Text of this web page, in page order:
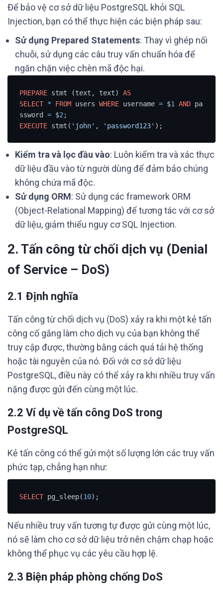
Để bảo vệ cơ sở dữ liệu PostgreSQL khỏi SQL
Injection, bạn có thể thực hiện các biện pháp sau:
Sử dụng Prepared Statements: Thay vì ghép nối
chuỗi, sử dụng các câu truy vấn chuẩn hóa để
ngăn chặn việc chèn mã độc hại.
PREPARE stmt (text, text) AS
SELECT * FROM users WHERE username = $1 AND pa
ssword = $2
EXECUTE stmt( 'john' , 'password123' );
Kiểm tra và lọc đầu vào: Luôn kiểm tra và xác thực
dữ liệu đầu vào từ người dùng để đảm bảo chúng
không chứa mã độc.
Sử dụng ORM: Sử dụng các framework ORM
(Object-Relational Mapping) để tương tác với cơ sở
dữ liệu, giảm thiểu nguy cơ SQL Injection.
2. Tấn công từ chối dịch vụ (Denial
of Service – DoS)
2.1 Định nghĩa
Tấn công từ chối dịch vụ (DoS) xảy ra khi một kẻ tấn
công cố gắng làm cho dịch vụ của bạn không thể
truy cập được, thường bằng cách quá tải hệ thống
hoặc tài nguyên của nó. Đối với cơ sở dữ liệu
PostgreSQL, điều này có thể xảy ra khi nhiều truy vấn
nặng được gửi đến cùng một lúc.
2.2 Ví dụ về tấn công DoS trong
PostgreSQL
Kẻ tấn công có thể gửi một số lượng lớn các truy vấn
phức tạp, chẳng hạn như:
SELECT pg_sleep(10);
Nếu nhiều truy vấn tương tự được gửi cùng một lúc,
nó sẽ làm cho cơ sở dữ liệu trở nên chậm chạp hoặc
không thể phục vụ các yêu cầu hợp lệ.
2.3 Biện pháp phòng chống DoS